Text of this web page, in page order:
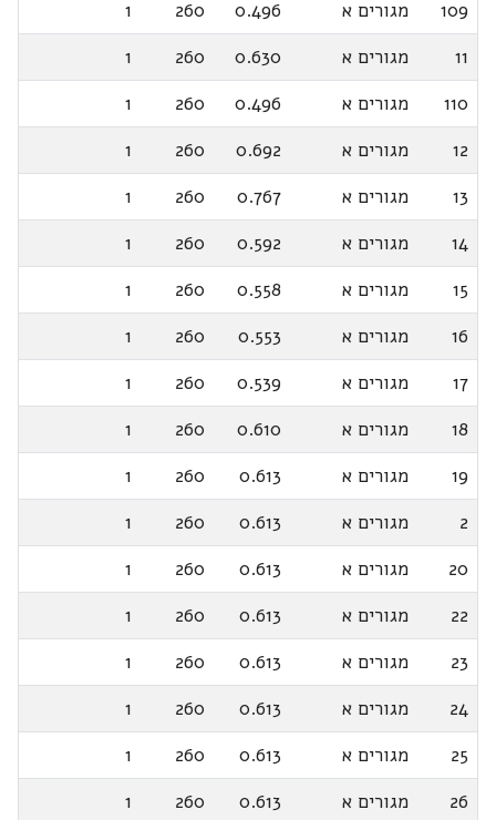
109 מגורים א 0.496
260
1
11
מגורים א 0.630
260
1
110
מגורים א 0.496
260
1
12
מגורים א 0.692
260
1
13
מגורים א 0.767
260
1
14
מגורים א 0.592
260
1
15
מגורים א 0.558
260
1
16
מגורים א 0.553
260
1
17
מגורים א 0.539
260
1
18
מגורים א 0.610
260
1
19
מגורים א 0.613
260
1
2
מגורים א 0.613
260
1
20
מגורים א 0.613
260
1
22
מגורים א 0.613
260
1
23
מגורים א 0.613
260
1
24
מגורים א 0.613
260
1
25
מגורים א 0.613
260
1
26
מגורים א 0.613
260
1